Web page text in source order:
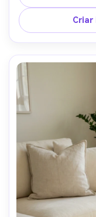
espaço negativo,
35mm, f/4,
fotorealista,
Criar